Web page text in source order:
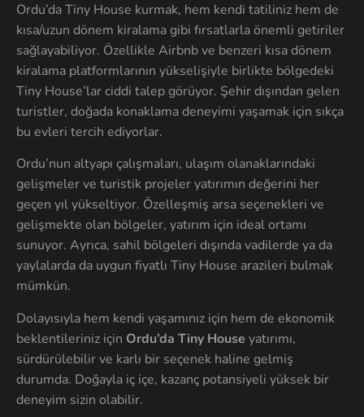
Ordu’da Tiny House kurmak, hem kendi tatiliniz hem de
kısa/uzun dönem kiralama gibi fırsatlarla önemli getiriler
sağlayabiliyor. Özellikle Airbnb ve benzeri kısa dönem
kiralama platformlarının yükselişiyle birlikte bölgedeki
Tiny House’lar ciddi talep görüyor. Şehir dışından gelen
turistler, doğada konaklama deneyimi yaşamak için sıkça
bu evleri tercih ediyorlar.
Ordu’nun altyapı çalışmaları, ulaşım olanaklarındaki
gelişmeler ve turistik projeler yatırımın değerini her
geçen yıl yükseltiyor. Özelleşmiş arsa seçenekleri ve
gelişmekte olan bölgeler, yatırım için ideal ortamı
sunuyor. Ayrıca, sahil bölgeleri dışında vadilerde ya da
yaylalarda da uygun fiyatlı Tiny House arazileri bulmak
mümkün.
Dolayısıyla hem kendi yaşamınız için hem de ekonomik
beklentileriniz için Ordu’da Tiny House yatırımı,
sürdürülebilir ve karlı bir seçenek haline gelmiş
durumda. Doğayla iç içe, kazanç potansiyeli yüksek bir
deneyim sizin olabilir.